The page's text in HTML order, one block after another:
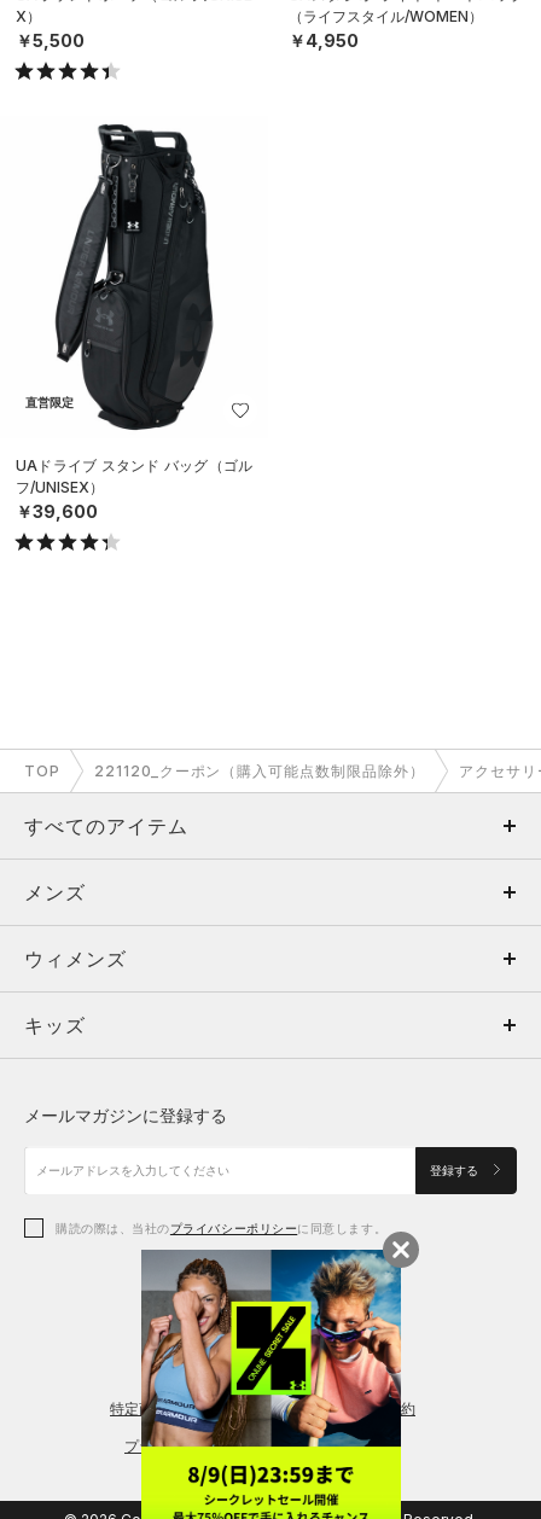
X）
￥5,500
（ライフスタイル/WOMEN）
￥4,950
直営限定
UAドライブ スタンド バッグ（ゴル
フ/UNISEX）
￥39,600
TOP 221120_クーポン（購入可能点数制限品除外） アクセサリ
すべてのアイテム
メンズ
ウィメンズ
キッズ
アクセサリー
メンズ
トップス
ボトムス
アクセサリー
ウィメンズ
トップス
シューズ
アクセサリー
レギンス＆タイツ
キッズ
シューズ
メールマガジンに登録する
登録する
購読の際は、当社のプライバシーポリシーに同意します。
特定商取引法に基づく通販の表記 会員規約
プライバシーポリシー